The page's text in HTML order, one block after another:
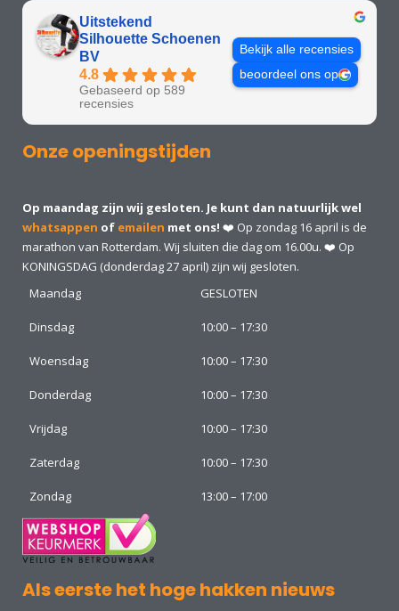
Uitstekend
Silhouette Schoenen
BV
4.8
Gebaseerd op 589
recensies
Bekijk alle recensies
beoordeel ons op
Onze openingstijden
Op maandag zijn wij gesloten. Je kunt dan natuurlijk wel
whatsappen of emailen met ons! ❤️ Op zondag 16 april is de
marathon van Rotterdam. Wij sluiten die dag om 16.00u. ❤️ Op
KONINGSDAG (donderdag 27 april) zijn wij gesloten.
Maandag
GESLOTEN
Dinsdag 10:00 – 17:30
Woensdag 10:00 – 17:30
Donderdag 10:00 – 17:30
Vrijdag 10:00 – 17:30
Zaterdag 10:00 – 17:30
Zondag 13:00 – 17:00
Als eerste het hoge hakken nieuws